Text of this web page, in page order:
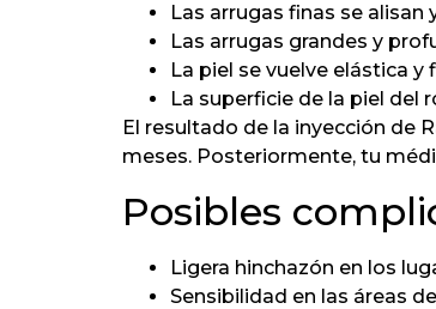
Las arrugas finas se alisan
Las arrugas grandes y
La piel se vuelve elástica y
La superficie de la piel del
El resultado de la inyección de
meses. Posteriormente, tu
Posibles
Ligera hinchazón en los
Sensibilidad en las áreas